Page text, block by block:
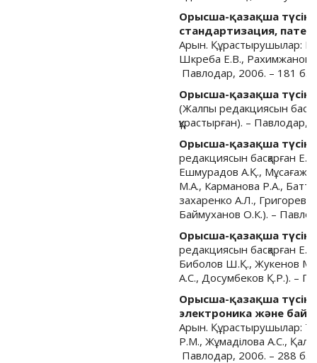
Орысша-қазақша
стандартизация,
Арын. Құрастырушылар:
Шкреба Е.В.,
Павлодар, 2006. – 181 б.
Орысша-қазақша
(Жалпы редакциясын
құрастырған). – Павлодар,
Орысша-қазақша
редакциясын басқарған
Ешмурадов А.Қ.,
М.А., Карманова Р.А.,
захаренко А.Л.,
Баймуханов О.К.). –
Орысша-қазақша
редакциясын басқарған
Биболов Ш.Қ., Жукенов
А.С., Досумбеков Қ.Р.). –
Орысша-қазақша
электроника және
Арын. Құрастырушылар:
Р.М., Жұмаділова А.С.,
Павлодар, 2006. – 288 б.